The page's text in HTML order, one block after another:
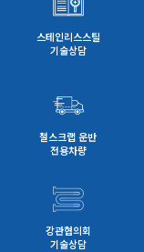
스테인리스스틸
기술상담
철스크랩 운반
전용차량
강관협의회
기술상담